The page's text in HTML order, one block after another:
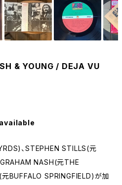
& YOUNG / DEJA VU
、STEPHEN STILLS(元
NASH(元THE
BUFFALO SPRINGFIELD)が加